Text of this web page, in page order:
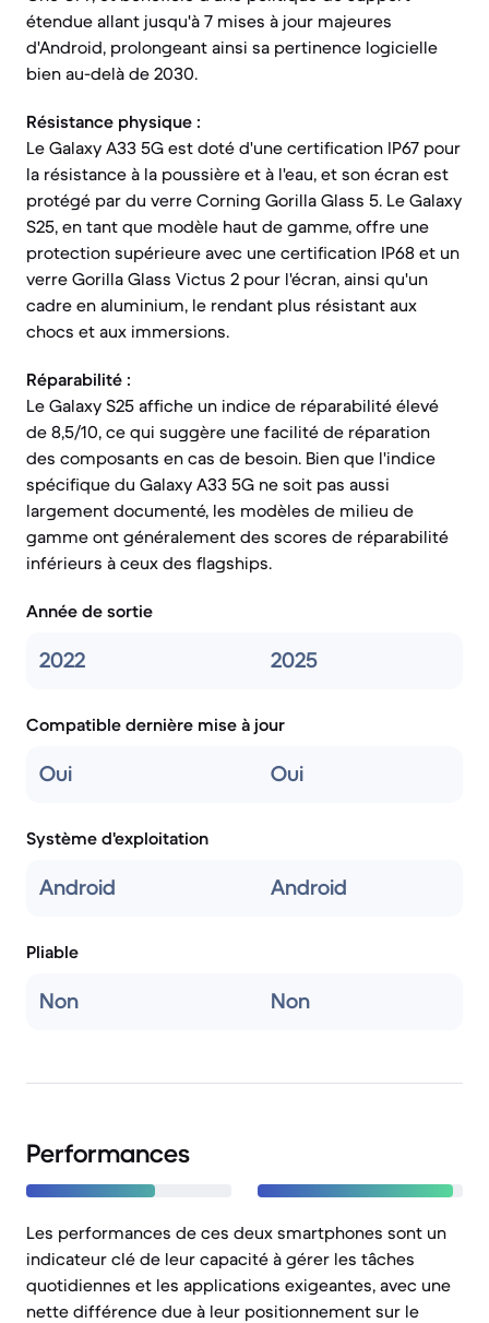
étendue allant jusqu'à 7 mises à jour majeures
d'Android, prolongeant ainsi sa pertinence logicielle
bien au-delà de 2030.
Résistance physique :
Le Galaxy A33 5G est doté d'une certification IP67 pour
la résistance à la poussière et à l'eau, et son écran est
protégé par du verre Corning Gorilla Glass 5. Le Galaxy
S25, en tant que modèle haut de gamme, offre une
protection supérieure avec une certification IP68 et un
verre Gorilla Glass Victus 2 pour l'écran, ainsi qu'un
cadre en aluminium, le rendant plus résistant aux
chocs et aux immersions.
Réparabilité :
Le Galaxy S25 affiche un indice de réparabilité élevé
de 8,5/10, ce qui suggère une facilité de réparation
des composants en cas de besoin. Bien que l'indice
spécifique du Galaxy A33 5G ne soit pas aussi
largement documenté, les modèles de milieu de
gamme ont généralement des scores de réparabilité
inférieurs à ceux des flagships.
Année de sortie
2022 2025
Compatible dernière mise à jour
Oui Oui
Système d'exploitation
Android Android
Pliable
Non Non
Performances
Les performances de ces deux smartphones sont un
indicateur clé de leur capacité à gérer les tâches
quotidiennes et les applications exigeantes, avec une
nette différence due à leur positionnement sur le